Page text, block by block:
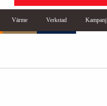
Värme Verkstad Kampanj